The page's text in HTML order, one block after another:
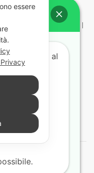
Estintori e Porta estintori
Maschere e Filtri ADR
i diritti riservati
essere
dal lunedì al
indicaci: